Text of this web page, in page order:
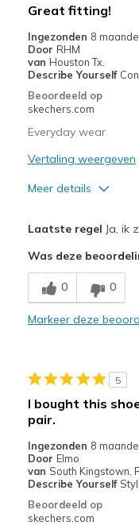
View On Shoes
Great fitting!
Ingezonden 8
Door RHM
van Houston Tx.
Describe Yourself
Beoordeeld op
skechers.com
Everyday wear
Vertaling weergeven
Meer details
Stylish
Minpunten
No cons at this time
Casual Wear
Width
Sizing
View On Shoes
Laatste regel Ja, ik
Was deze
0 0
Markeer deze
5
I bought this
pair.
Ingezonden 8
Door Elmo
van South Kingstown,
Describe Yourself
Beoordeeld op
skechers.com